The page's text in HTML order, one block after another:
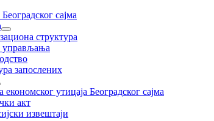
сајма
структура
запослених
економског утицаја Београдског сајма
акт
извештаји